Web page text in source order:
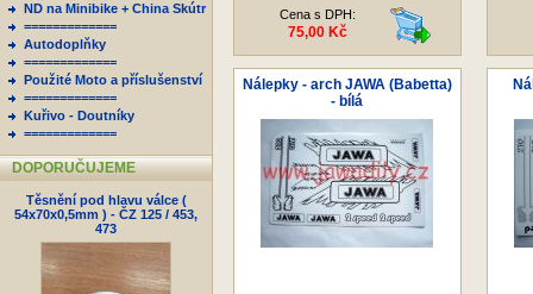
ND na Minibike + China Skútr
=============
Autodoplňky
=============
Použité Moto a příslušenství
=============
Kuřivo - Doutníky
=============
DOPORUČUJEME
Těsnění pod hlavu válce (
54x70x0,5mm ) - ČZ 125 / 453,
473
Cena s DPH:
75,00 Kč
Nálepky - arch JAWA (Babetta)
- bílá